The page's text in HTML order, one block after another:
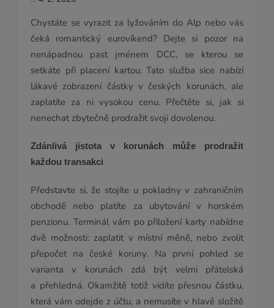
Chystáte se vyrazit za lyžováním do Alp nebo vás
čeká romantický eurovíkend? Dejte si pozor na
nenápadnou past jménem DCC, se kterou se
setkáte při placení kartou. Tato služba sice nabízí
lákavé zobrazení částky v českých korunách, ale
zaplatíte za ni vysokou cenu. Přečtěte si, jak si
nenechat zbytečně prodražit svoji dovolenou.
Zdánlivá jistota v korunách může prodražit
každou transakci
Představte si, že stojíte u pokladny v zahraničním
obchodě nebo platíte za ubytování v horském
penzionu. Terminál vám po přiložení karty nabídne
dvě možnosti: zaplatit v místní měně, nebo zvolit
přepočet na české koruny. Na první pohled se
varianta v korunách zdá být velmi přátelská
a přehledná. Okamžitě totiž vidíte přesnou částku,
která vám odejde z účtu, a nemusíte v hlavě složitě